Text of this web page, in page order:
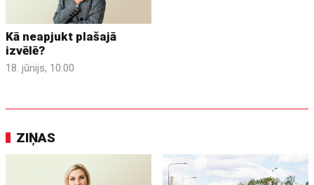
Kā neapjukt plašajā
izvēlē?
18. jūnijs, 10:00
ZIŅAS